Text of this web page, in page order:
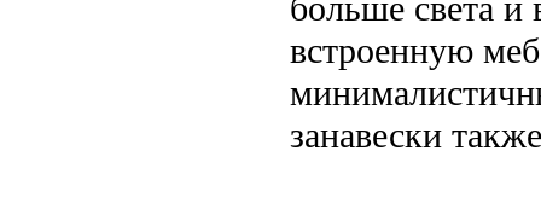
больше света и
встроенную
занавески